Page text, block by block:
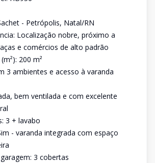
- Petrópolis, Natal/RN
Localização nobre, próximo a
e comércios de alto padrão
200 m²
3 ambientes e acesso à varanda
bem ventilada e com excelente
3 + lavabo
- varanda integrada com espaço
3 cobertas